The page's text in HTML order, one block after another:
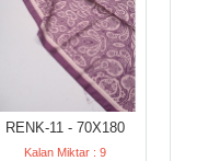
RENK-11 - 70X180
Kalan Miktar : 9